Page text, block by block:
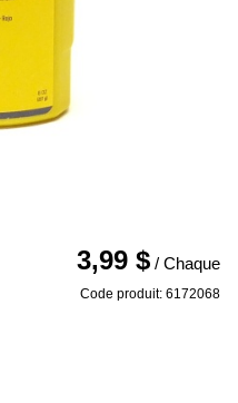
3,99 $ / Chaque
Code produit: 6172068